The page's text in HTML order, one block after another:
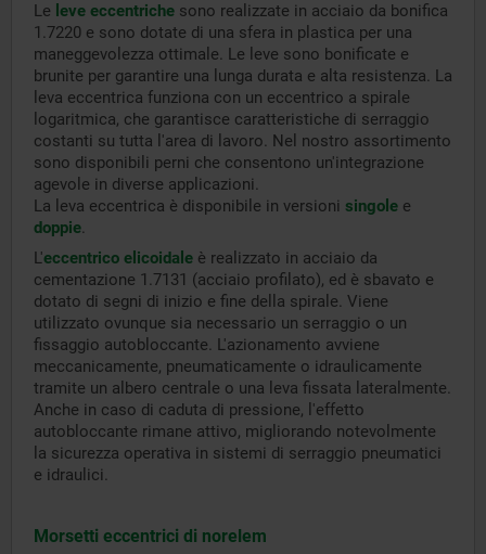
Le leve eccentriche sono realizzate in acciaio da bonifica
1.7220 e sono dotate di una sfera in plastica per una
maneggevolezza ottimale. Le leve sono bonificate e
brunite per garantire una lunga durata e alta resistenza. La
leva eccentrica funziona con un eccentrico a spirale
logaritmica, che garantisce caratteristiche di serraggio
costanti su tutta l'area di lavoro. Nel nostro assortimento
sono disponibili perni che consentono un'integrazione
agevole in diverse applicazioni.
La leva eccentrica è disponibile in versioni singole e
doppie.
L'eccentrico elicoidale è realizzato in acciaio da
cementazione 1.7131 (acciaio profilato), ed è sbavato e
dotato di segni di inizio e fine della spirale. Viene
utilizzato ovunque sia necessario un serraggio o un
fissaggio autobloccante. L'azionamento avviene
meccanicamente, pneumaticamente o idraulicamente
tramite un albero centrale o una leva fissata lateralmente.
Anche in caso di caduta di pressione, l'effetto
autobloccante rimane attivo, migliorando notevolmente
la sicurezza operativa in sistemi di serraggio pneumatici
e idraulici.
Morsetti eccentrici di norelem